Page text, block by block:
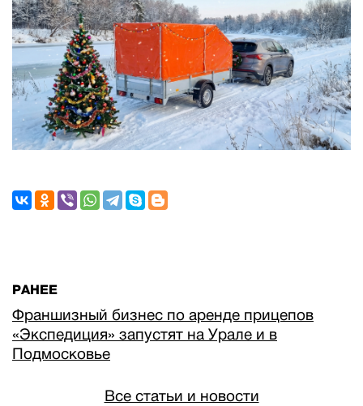
РАНЕЕ
Франшизный бизнес по аренде прицепов
«Экспедиция» запустят на Урале и в
Подмосковье
Все статьи и новости